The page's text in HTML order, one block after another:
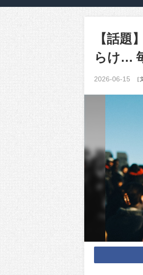
【話題
らけ…
2026-06-15 ［